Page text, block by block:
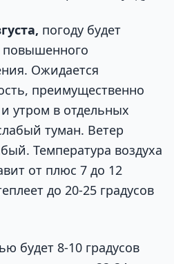
погоду будет
повышенного
Ожидается
преимущественно
утром в отдельных
туман. Ветер
Температура воздуха
от плюс 7 до 12
до 20-25 градусов
будет 8-10 градусов